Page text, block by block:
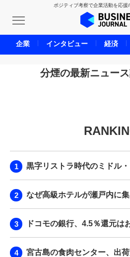
ポジティブ考察で企業活動を応
BUSINESS
UNICORN
CARBON
LIFE ENDING
BPaaS JOURNAL
分煙の最新ニュー
黒字リストラ時代のミドル
なぜ高級ホテルが瀬戸内に
ドコモの銀行、4.5％還元は
宮古島の食肉センター、出
企業 インタビュー 経済